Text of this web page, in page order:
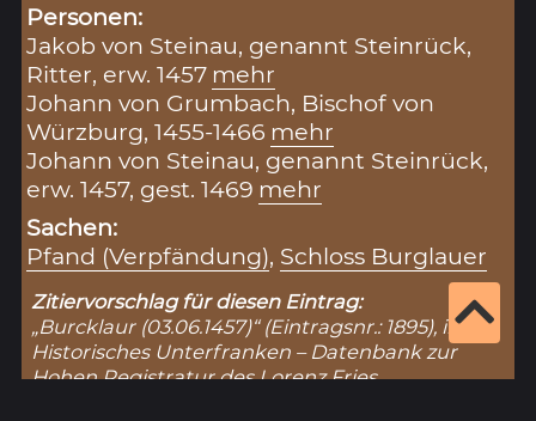
Personen:
Jakob von Steinau, genannt Steinrück,
Ritter, erw. 1457 mehr
Johann von Grumbach, Bischof von
Würzburg, 1455-1466 mehr
Johann von Steinau, genannt Steinrück,
erw. 1457, gest. 1469 mehr
Sachen:
Pfand (Verpfändung), Schloss Burglauer
Zitiervorschlag für diesen Eintrag:
„Burcklaur (03.06.1457)“ (Eintragsnr.: 1895), in:
Historisches Unterfranken – Datenbank zur
Hohen Registratur des Lorenz Fries,